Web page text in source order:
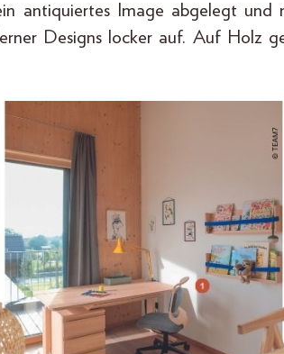
antiquiertes Image abgelegt und
Designs locker auf. Auf Holz